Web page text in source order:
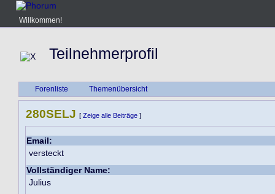
Willkommen!
Teilnehmerprofil
Forenliste Themenübersicht
280SELJ [ Zeige alle Beiträge ]
Email:
versteckt
Vollständiger Name:
Julius